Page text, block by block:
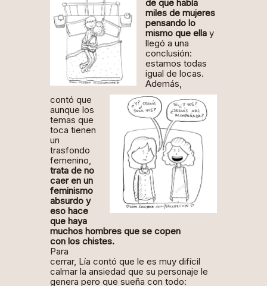
de que había
miles de mujeres
pensando lo
mismo que ella y
llegó a una
conclusión:
estamos todas
igual de locas.
Además,
contó que
aunque los
temas que
toca tienen
un
trasfondo
femenino,
trata de no
caer en un
feminismo
absurdo y
eso hace
que haya
muchos hombres que se copen
con los chistes.
Para
cerrar, Lía contó que le es muy difícil
calmar la ansiedad que su personaje le
genera pero que sueña con todo: